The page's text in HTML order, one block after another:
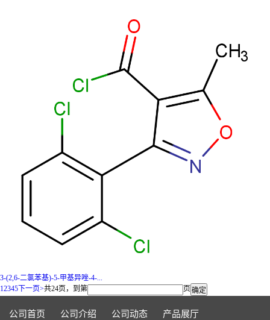
3-(2,6-二氯苯基)-5-甲基异唑-4-...
12345 下一页>共24页，到第 页
公司首页 公司介绍 公司动态 产品展厅